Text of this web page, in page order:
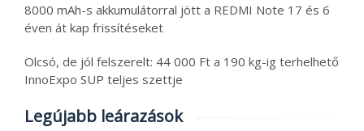
8000 mAh-s akkumulátorral jött a REDMI Note 17 és 6
éven át kap frissítéseket
Olcsó, de jól felszerelt: 44 000 Ft a 190 kg-ig terhelhető
InnoExpo SUP teljes szettje
Legújabb leárazások